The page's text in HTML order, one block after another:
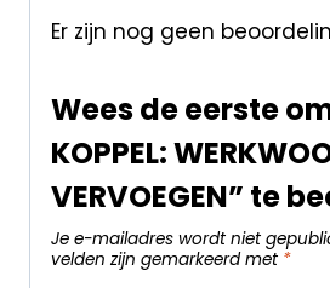
Er zijn nog geen
Wees de eerste
KOPPEL:
VERVOEGEN” te
Je e-mailadres wordt niet
velden zijn gemarkeerd met *